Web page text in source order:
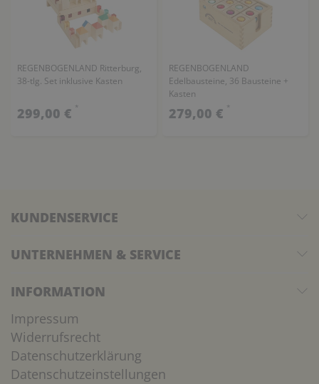
REGENBOGENLAND Ritterburg,
38-tlg. Set inklusive Kasten
299,00 € *
REGENBOGENLAND
Edelbausteine, 36 Bausteine +
Kasten
279,00 € *
KUNDENSERVICE
UNTERNEHMEN & SERVICE
INFORMATION
Impressum
Widerrufsrecht
Datenschutzerklärung
Datenschutzeinstellungen